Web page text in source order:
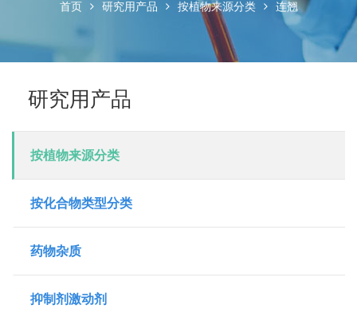
首页 研究用产品 按植物来源分类 连翘
研究用产品
按植物来源分类
按化合物类型分类
药物杂质
抑制剂激动剂